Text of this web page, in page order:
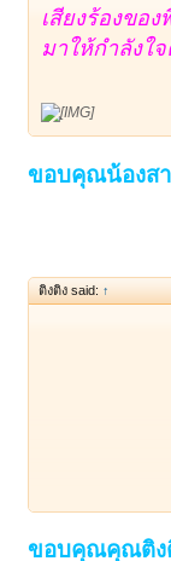
เสียงร้องของ
มาให้กำลังใ
ขอบคุณน้องสา
ติงติง said: ↑
ขอบคุณคุณติง